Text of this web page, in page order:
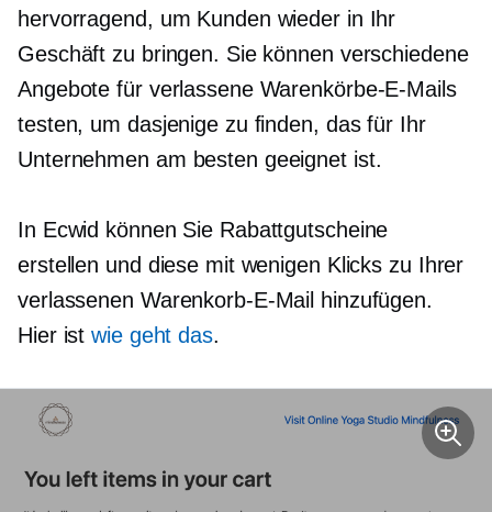
hervorragend, um Kunden wieder in Ihr
Geschäft zu bringen. Sie können verschiedene
Angebote für verlassene Warenkörbe-E-Mails
testen, um dasjenige zu finden, das für Ihr
Unternehmen am besten geeignet ist.
In Ecwid können Sie Rabattgutscheine
erstellen und diese mit wenigen Klicks zu Ihrer
verlassenen Warenkorb-E-Mail hinzufügen.
Hier istwie geht das.